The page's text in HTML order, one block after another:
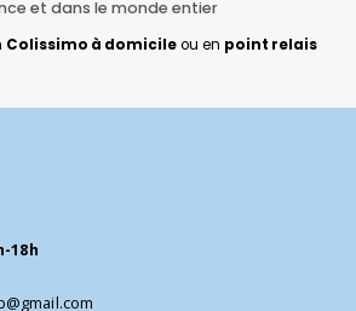
et dans le monde entier
Colissimo à domicileou en point relais
18h